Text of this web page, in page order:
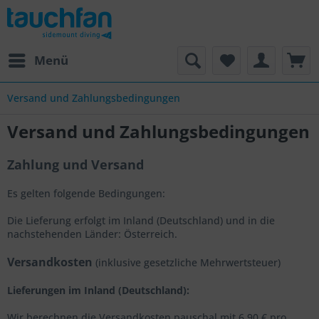
Menü
Versand und Zahlungsbedingungen
Versand und Zahlungsbedingungen
Zahlung und Versand
Es gelten folgende Bedingungen:
Die Lieferung erfolgt im Inland (Deutschland) und in die
nachstehenden Länder: Österreich.
Versandkosten (inklusive gesetzliche Mehrwertsteuer)
Lieferungen im Inland (Deutschland):